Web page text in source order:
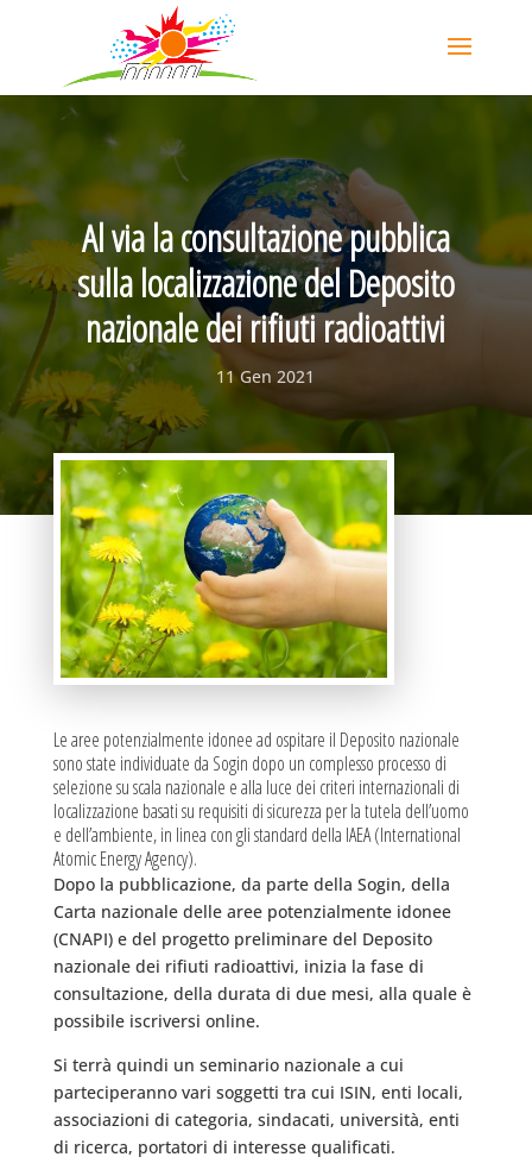
Al via la consultazione pubblica
sulla localizzazione del Deposito
nazionale dei rifiuti radioattivi
11 Gen 2021
Le aree potenzialmente idonee ad ospitare il Deposito nazionale
sono state individuate da Sogin dopo un complesso processo di
selezione su scala nazionale e alla luce dei criteri internazionali di
localizzazione basati su requisiti di sicurezza per la tutela dell’uomo
e dell’ambiente, in linea con gli standard della IAEA (International
Atomic Energy Agency).
Dopo la pubblicazione, da parte della Sogin, della
Carta nazionale delle aree potenzialmente idonee
(CNAPI) e del progetto preliminare del Deposito
nazionale dei rifiuti radioattivi, inizia la fase di
consultazione, della durata di due mesi, alla quale è
possibile iscriversi online.
Si terrà quindi un seminario nazionale a cui
parteciperanno vari soggetti tra cui ISIN, enti locali,
associazioni di categoria, sindacati, università, enti
di ricerca, portatori di interesse qualificati.